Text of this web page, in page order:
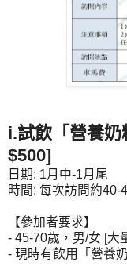
i.​試飲「營養
$500]
日期: 1月中-1月尾
時間: 每次訪問約40-
【參加者要求】
- 45-70歲，男/女 [大
- 現時有飲用「營養